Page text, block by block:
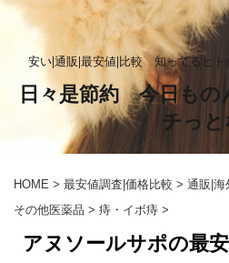
安い|通販|最安値|比較 知ってるヒト
日々是節約 今日もの
チっと
HOME > 最安値調査|価格比較 > 通販|海
その他医薬品 > 痔・イボ痔 >
アヌソールサポの最